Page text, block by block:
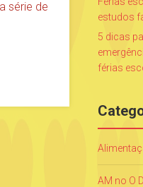
série de
estudos
5 dicas
férias
AM no O